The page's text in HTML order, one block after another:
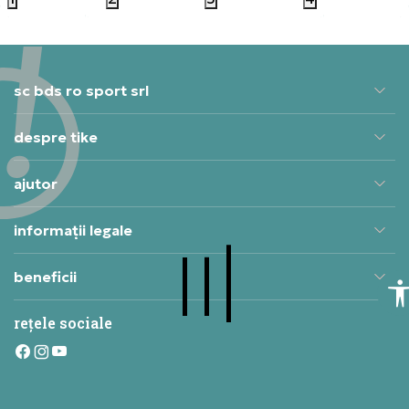
sc bds ro sport srl
despre tike
ajutor
informații legale
beneficii
rețele sociale